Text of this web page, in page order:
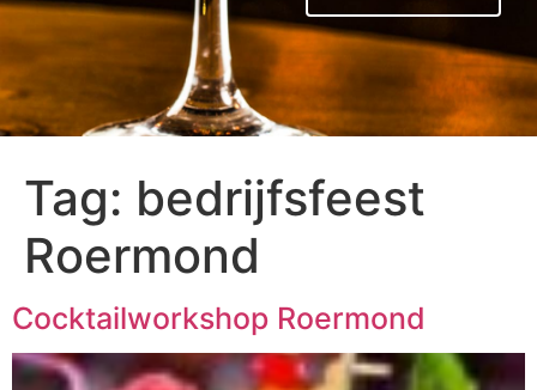
Tag: bedrijfsfeest
Roermond
Cocktailworkshop Roermond